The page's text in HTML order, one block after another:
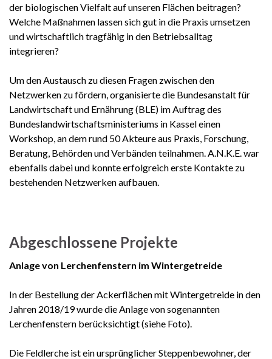
der biologischen Vielfalt auf unseren Flächen beitragen?
Welche Maßnahmen lassen sich gut in die Praxis umsetzen
und wirtschaftlich tragfähig in den Betriebsalltag
integrieren?
Um den Austausch zu diesen Fragen zwischen den
Netzwerken zu fördern, organisierte die Bundesanstalt für
Landwirtschaft und Ernährung (BLE) im Auftrag des
Bundeslandwirtschaftsministeriums in Kassel einen
Workshop, an dem rund 50 Akteure aus Praxis, Forschung,
Beratung, Behörden und Verbänden teilnahmen. A.N.K.E. war
ebenfalls dabei und konnte erfolgreich erste Kontakte zu
bestehenden Netzwerken aufbauen.
Abgeschlossene Projekte
Anlage von Lerchenfenstern im Wintergetreide
In der Bestellung der Ackerflächen mit Wintergetreide in den
Jahren 2018/19 wurde die Anlage von sogenannten
Lerchenfenstern berücksichtigt (siehe Foto).
Die Feldlerche ist ein ursprünglicher Steppenbewohner, der